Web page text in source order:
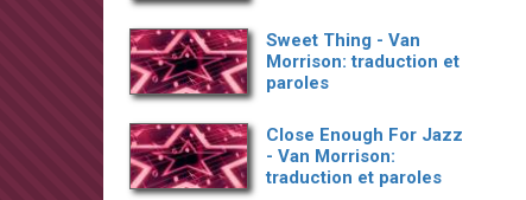
Sweet Thing - Van
Morrison: traduction et
paroles
Close Enough For Jazz
- Van Morrison:
traduction et paroles